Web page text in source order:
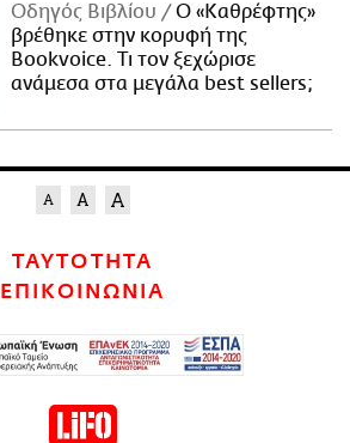
Οδηγός Βιβλίου
Ο «Καθρέφτης»
βρέθηκε στην κορυφή της
Bookvoice. Τι τον ξεχώρισε
ανάμεσα στα μεγάλα best sellers;
ΤΑΥΤΟΤΗΤΑ
ΕΠΙΚΟΙΝΩΝΙΑ